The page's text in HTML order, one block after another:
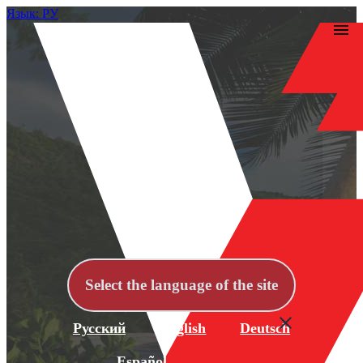
Язык: РУ
Select the language of the site
Русский English Deutsch